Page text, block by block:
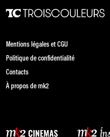
Mentions légales et CGU
Politique de confidentialité
Contacts
À propos de mk2